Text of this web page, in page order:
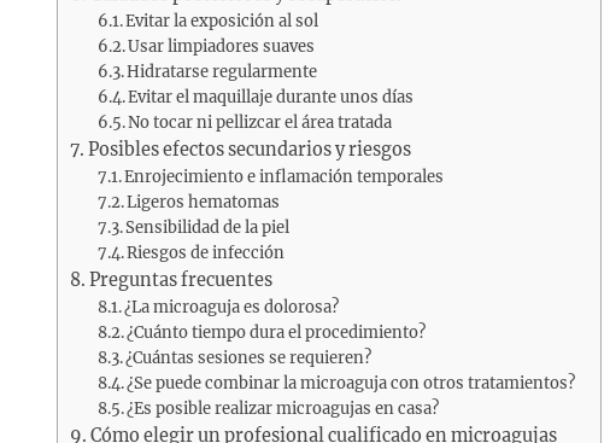
Evitar la exposición al sol
Usar limpiadores suaves
Hidratarse regularmente
Evitar el maquillaje durante unos días
No tocar ni pellizcar el área tratada
Posibles efectos secundarios y riesgos
Enrojecimiento e inflamación temporales
Ligeros hematomas
Sensibilidad de la piel
Riesgos de infección
Preguntas frecuentes
¿La microaguja es dolorosa?
¿Cuánto tiempo dura el procedimiento?
¿Cuántas sesiones se requieren?
¿Se puede combinar la microaguja con otros tratamientos?
¿Es posible realizar microagujas en casa?
Cómo elegir un profesional cualificado en microagujas